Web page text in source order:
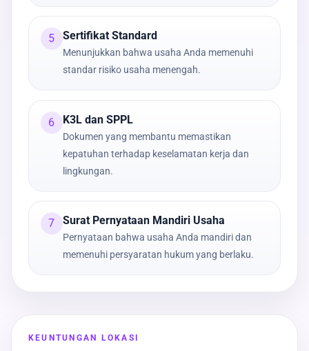
5 Sertifikat Standard
Menunjukkan bahwa usaha Anda memenuhi
standar risiko usaha menengah.
6 K3L dan SPPL
Dokumen yang membantu memastikan
kepatuhan terhadap keselamatan kerja dan
lingkungan.
7 Surat Pernyataan Mandiri Usaha
Pernyataan bahwa usaha Anda mandiri dan
memenuhi persyaratan hukum yang berlaku.
KEUNTUNGAN LOKASI